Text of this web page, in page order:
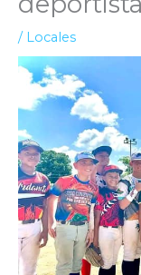
/ Locales